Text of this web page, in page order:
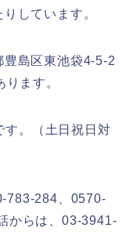
しています。
豊島区東池袋4-5-2
ます。
す。（土日祝日対
783-284、0570-
からは、03-3941-